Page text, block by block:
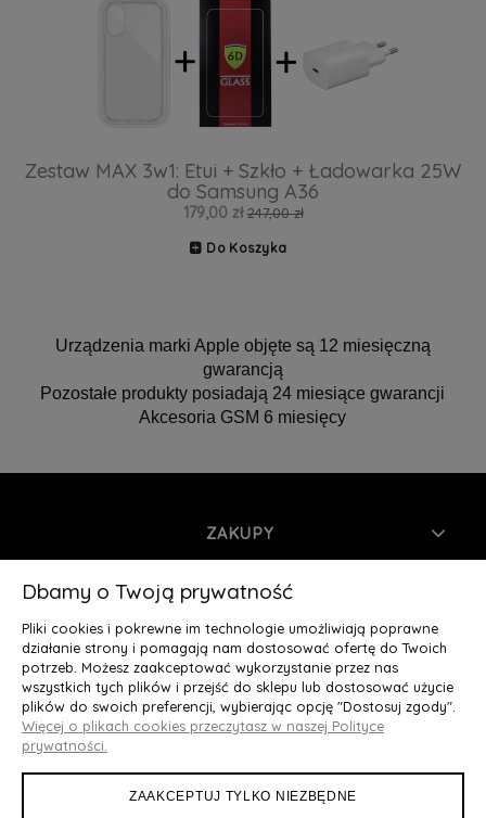
Zestaw MAX 3w1: Etui + Szkło + Ładowarka 25W
do Samsung A36
179,00 zł 247,00 zł
Do Koszyka
Urządzenia marki Apple objęte są 12 miesięczną
gwarancją
Pozostałe produkty posiadają 24 miesiące gwarancji
Akcesoria GSM 6 miesięcy
ZAKUPY
INFORMACJE
MOJE KONTO
O NAS
Deluxury.pl
Dbamy o Twoją prywatność
Pliki cookies i pokrewne im technologie umożliwiają poprawne
działanie strony i pomagają nam dostosować ofertę do Twoich
potrzeb. Możesz zaakceptować wykorzystanie przez nas
wszystkich tych plików i przejść do sklepu lub dostosować użycie
plików do swoich preferencji, wybierając opcję "Dostosuj zgody".
Więcej o plikach cookies przeczytasz w naszej Polityce
prywatności.
ZAAKCEPTUJ TYLKO NIEZBĘDNE